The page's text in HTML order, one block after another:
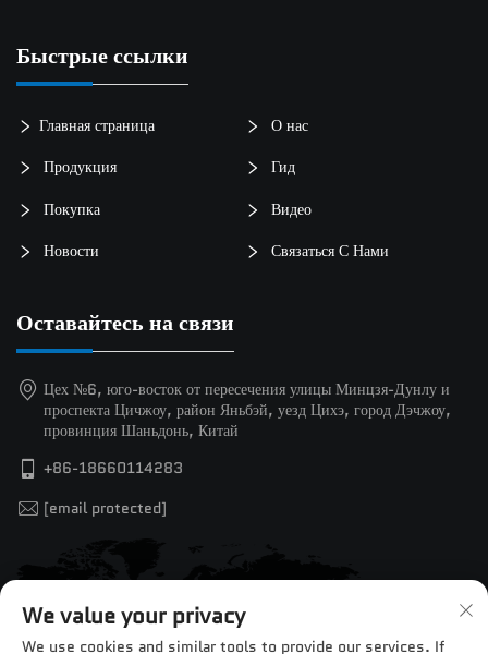
Быстрые ссылки
Главная страница
О нас
Продукция
Гид
Покупка
Видео
Новости
Связаться С Нами
Оставайтесь на связи
Цех №6, юго-восток от пересечения улицы Минцзя-Дунлу и
проспекта Цичжоу, район Яньбэй, уезд Цихэ, город Дэчжоу,
провинция Шаньдонь, Китай
+86-18660114283
[email protected]
We value your privacy
We use cookies and similar tools to provide our services. If